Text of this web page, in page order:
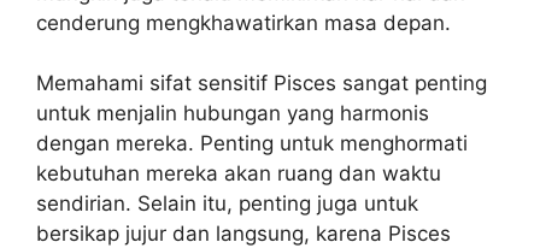
cenderung mengkhawatirkan masa depan.
Memahami sifat sensitif Pisces sangat penting
untuk menjalin hubungan yang harmonis
dengan mereka. Penting untuk menghormati
kebutuhan mereka akan ruang dan waktu
sendirian. Selain itu, penting juga untuk
bersikap jujur dan langsung, karena Pisces